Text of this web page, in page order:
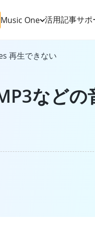
Music One
Amazon Music 変
Line Music 変換
活用記事サポ
再生できない
など